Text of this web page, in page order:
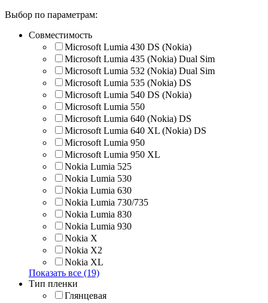
Выбор по параметрам:
Совместимость
Microsoft Lumia 430 DS (Nokia)
Microsoft Lumia 435 (Nokia) Dual Sim
Microsoft Lumia 532 (Nokia) Dual Sim
Microsoft Lumia 535 (Nokia) DS
Microsoft Lumia 540 DS (Nokia)
Microsoft Lumia 550
Microsoft Lumia 640 (Nokia) DS
Microsoft Lumia 640 XL (Nokia) DS
Microsoft Lumia 950
Microsoft Lumia 950 XL
Nokia Lumia 525
Nokia Lumia 530
Nokia Lumia 630
Nokia Lumia 730/735
Nokia Lumia 830
Nokia Lumia 930
Nokia X
Nokia X2
Nokia XL
Показать все (19)
Тип пленки
Глянцевая